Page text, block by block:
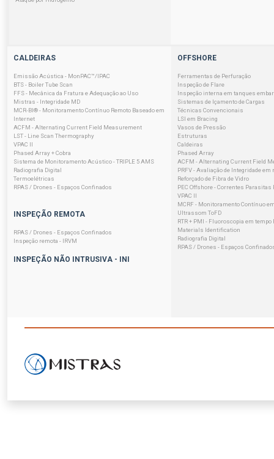
CALDEIRAS
Emissão Acústica - MonPAC™/IPAC
BTS - Boiler Tube Scan
FFS - Mecânica da Fratura e Adequação ao Uso
Mistras - Integridade MD
MCR-BI® - Monitoramento Contínuo Remoto Baseado em
Internet
ACFM - Alternating Current Field Measurement
LST - Line Scan Thermography
VPAC II
Phased Array + Cobra
Sistema de Monitoramento Acústico - TRIPLE 5 AMS
Radiografia Digital
Termoelétricas
RPAS / Drones - Espaços Confinados
INSPEÇÃO REMOTA
RPAS / Drones - Espaços Confinados
Inspeção remota - IRVM
INSPEÇÃO NÃO INTRUSIVA - INI
OFFSHORE
Ferramentas de Perfuração
Inspeção de Flare
Inspeção interna em tanques
Sistemas de Içamento de Cargas
Técnicas Convencionais
LSI em Bracing
Vasos de Pressão
Estruturas
Caldeiras
Phased Array
ACFM - Alternating Current Field
PRFV - Avaliação de Integridade
Reforçado de Fibra de Vidro
PEC Offshore - Correntes Parasitas
VPAC II
MCRF - Monitoramento Contínuo
Ultrassom ToFD
RTR + PMI - Fluoroscopia em tempo
Materials Identification
Radiografia Digital
RPAS / Drones - Espaços